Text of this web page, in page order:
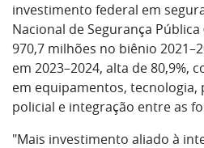
investimento federal em
Nacional de Segurança Pública
970,7 milhões no biênio
em 2023–2024, alta de 80,9%,
em equipamentos, tecnologia,
policial e integração entre as
"Mais investimento aliado à